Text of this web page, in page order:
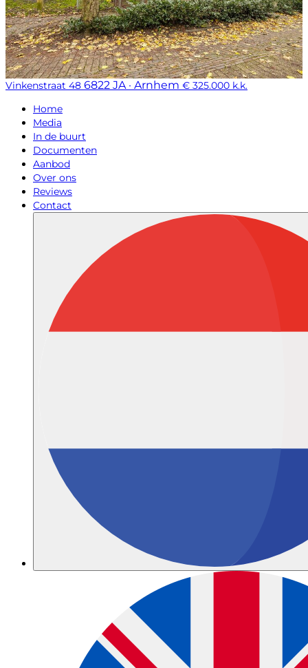
Vinkenstraat 48 6822 JA · Arnhem € 325.000 k.k.
Home
Media
In de buurt
Documenten
Aanbod
Over ons
Reviews
Contact